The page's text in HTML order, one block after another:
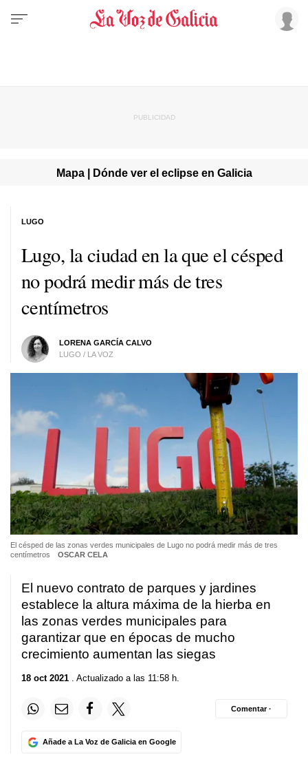
Mapa | Dónde ver el eclipse en Galicia
Lugo, la ciudad en la que el césped
no podrá medir más de tres
centímetros
LORENA GARCÍA CALVO
LUGO / LA VOZ
LUGO
El césped de las zonas verdes municipales de Lugo no podrá medir más de tres
centímetros
OSCAR CELA
El nuevo contrato de parques y jardines
establece la altura máxima de la hierba en
las zonas verdes municipales para
garantizar que en épocas de mucho
crecimiento aumentan las siegas
18 oct 2021 . Actualizado a las 11:58 h.
Añade a La Voz de Galicia en Google
Comentar ·